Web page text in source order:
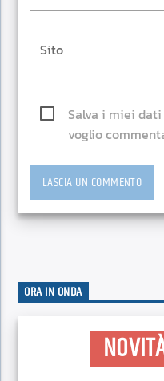
Salva i miei
voglio
ORA IN ONDA